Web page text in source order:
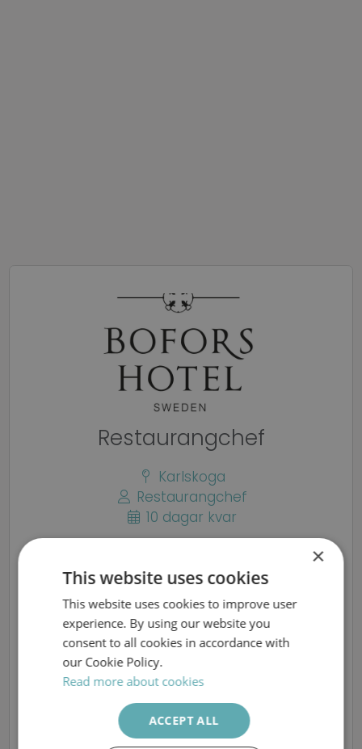
Restaurangchef
Karlskoga
Restaurangchef
10 dagar kvar
Ansök här
Vill du vara med att skapa värdskap i världsklass? Som
Restaurangchef på Bofors Hotel kan du vara det. Här
får du en viktig roll i att skapa en unik gäst och -
måltidsupplevelse för våra gäster, som ofta besöker
oss i samband med affärsmöten eller andra
evenemang där den höga nivån på måltiden är en del
av en lyckad upplevelse.
SWEDISH
×
This website uses cookies
This website uses cookies to improve user
experience. By using our website you
consent to all cookies in accordance with
our Cookie Policy.
Read more about cookies
ACCEPT ALL